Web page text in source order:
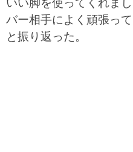
いい脚を使ってくれま
バー相手によく頑張っ
と振り返った。